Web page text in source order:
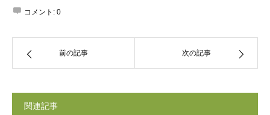
コメント: 0
前の記事 次の記事
関連記事